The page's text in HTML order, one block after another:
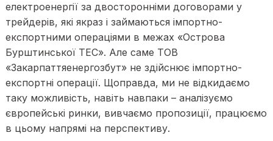
електроенергії за двосторонніми договорами у
трейдерів, які якраз і займаються імпортно-
експортними операціями в межах «Острова
Бурштинської ТЕС». Але саме ТОВ
«Закарпаттяенергозбут» не здійснює імпортно-
експортні операції. Щоправда, ми не відкидаємо
таку можливість, навіть навпаки – аналізуємо
європейські ринки, вивчаємо пропозиції, працюємо
в цьому напрямі на перспективу.